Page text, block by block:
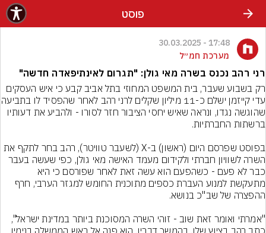
פוסט
17:48 - 30.03.2025
מערכת חמ״ל
רני רהב נכנס בשרה מאי גולן: "תגרום לאינתיפאדה חדשה"